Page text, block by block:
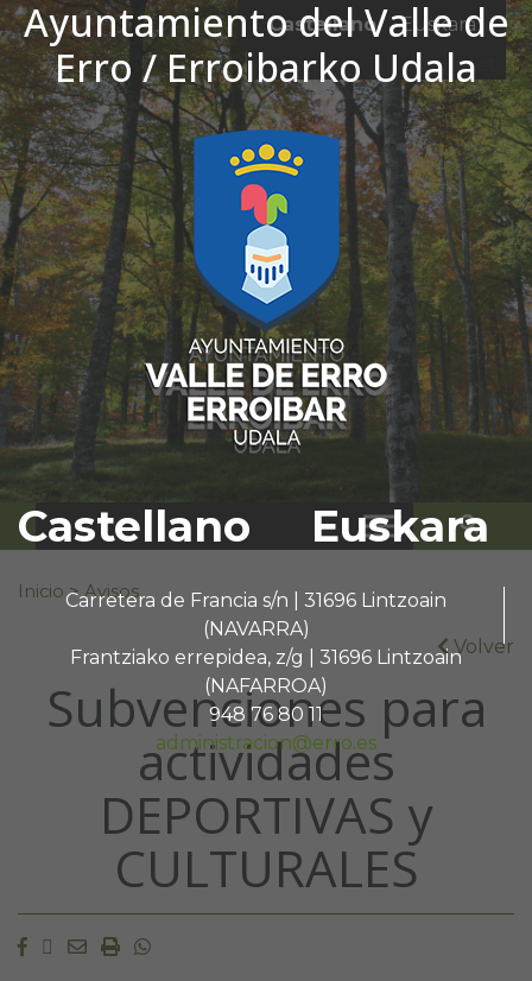
Ayuntamiento del Valle de
Erro / Erroibarko Udala
Castellano Euskara
Carretera de Francia s/n | 31696 Lintzoain
(NAVARRA)
Frantziako errepidea, z/g | 31696 Lintzoain
(NAFARROA)
948 76 80 11
administracion@erro.es
Ir al contenido
Castellano
Euskara
El tiempo - Tutiempo.net
Buscar:
Inicio > Avisos
Volver
Subvenciones para
actividades
DEPORTIVAS y
CULTURALES
Facebook
Twitter
EmailImprimir
Whatsapp